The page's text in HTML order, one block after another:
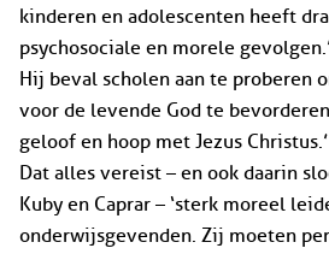
kinderen en adolescenten heeft
psychosociale en morele
Hij beval scholen aan te proberen
voor de levende God te
geloof en hoop met Jezus Christus.’
Dat alles vereist – en ook daarin
Kuby en Caprar – ‘sterk moreel
onderwijsgevenden. Zij moeten